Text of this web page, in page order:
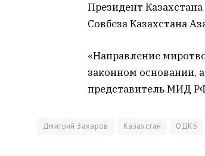
Президент
Совбеза Казахстана
«Направление
законном основании,
представитель МИД
Дмитрий Захаров Казахстан ОДКБ